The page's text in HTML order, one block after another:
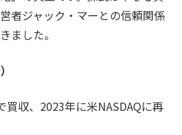
者ジャック・マーとの信頼関係
ました。
買収、2023年に米NASDAQに再